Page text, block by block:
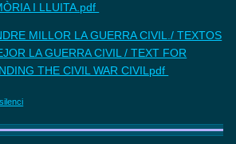
I LLUITA.pdf
MILLOR LA GUERRA CIVIL./ TEXTOS
LA GUERRA CIVIL / TEXT FOR
THE CIVIL WAR CIVILpdf